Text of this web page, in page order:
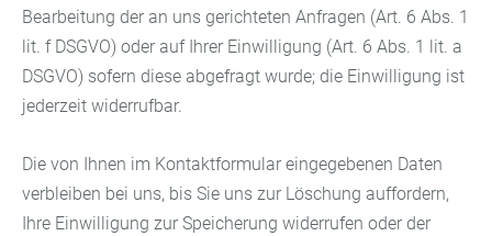
Bearbeitung der an uns gerichteten Anfragen (Art. 6 Abs. 1
lit. f DSGVO) oder auf Ihrer Einwilligung (Art. 6 Abs. 1 lit. a
DSGVO) sofern diese abgefragt wurde; die Einwilligung ist
jederzeit widerrufbar.
Die von Ihnen im Kontaktformular eingegebenen Daten
verbleiben bei uns, bis Sie uns zur Löschung auffordern,
Ihre Einwilligung zur Speicherung widerrufen oder der